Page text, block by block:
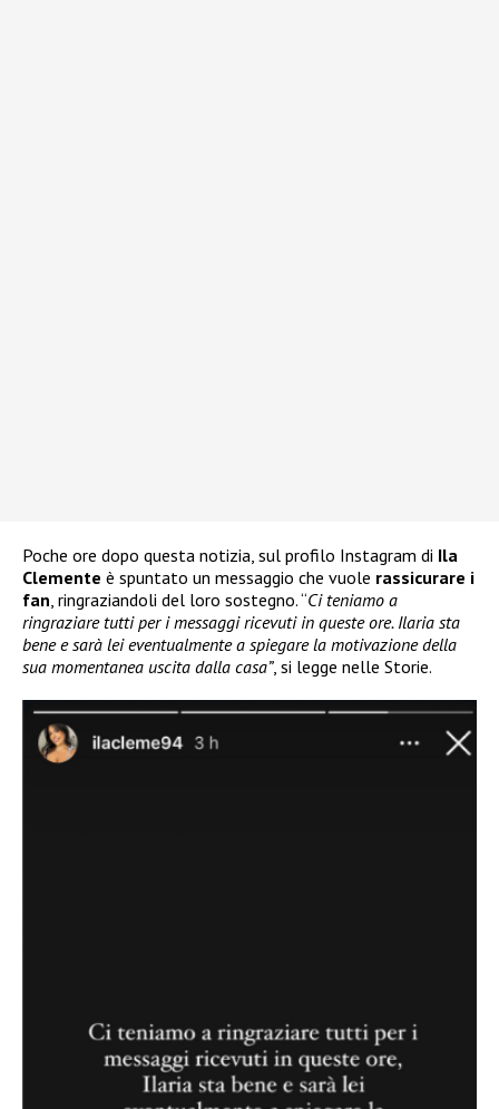
Poche ore dopo questa notizia, sul profilo Instagram di Ila
Clemente è spuntato un messaggio che vuole rassicurare i
fan, ringraziandoli del loro sostegno. “Ci teniamo a
ringraziare tutti per i messaggi ricevuti in queste ore. Ilaria sta
bene e sarà lei eventualmente a spiegare la motivazione della
sua momentanea uscita dalla casa”, si legge nelle Storie.